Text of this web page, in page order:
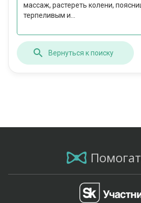
массаж, растереть колени,
терпеливым и...
Вернуться к поиску